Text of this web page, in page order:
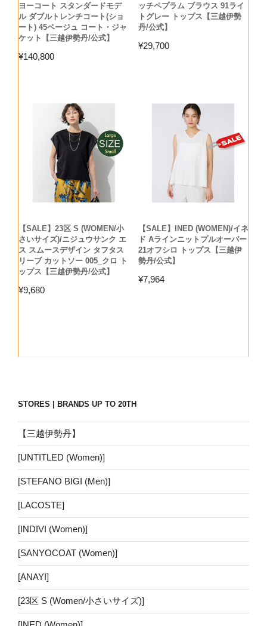
ヨーコート スタンダードモデ
ル ダブルトレンチコート(ショ
ート) 45ベージュ コート・ジャ
ケット【三越伊勢丹/公式】
¥140,800
ッチペプラム ブラウス 91ライ
トグレー トップス【三越伊勢
丹/公式】
¥29,700
【SALE】23区 S (WOMEN/小
さいサイズ)/ニジュウサンク エ
ス スムースデザイン タフタス
リーブ カットソー 005_クロ ト
ップス【三越伊勢丹/公式】
¥9,680
【SALE】INED (WOMEN)/イネ
ド Aラインニットプルオーバー
21オフシロ トップス【三越伊
勢丹/公式】
¥7,964
STORES | BRANDS UP TO 20TH
【三越伊勢丹】
[UNTITLED (Women)]
[STEFANO BIGI (Men)]
[LACOSTE]
[INDIVI (Women)]
[SANYOCOAT (Women)]
[ANAYI]
[23区 S (Women/小さいサイズ)]